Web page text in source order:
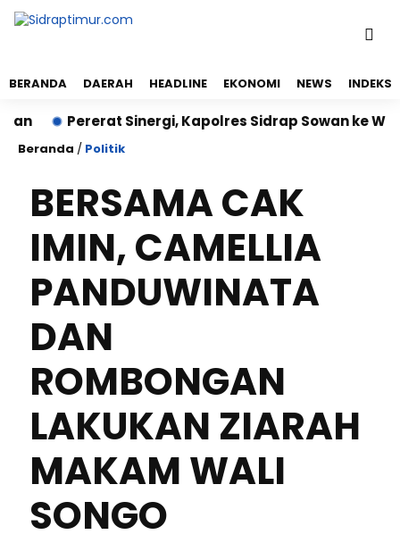
BERANDA DAERAH HEADLINE EKONOMI NEWS INDEKS
Pererat Sinergi, Kapolres Sidrap Sowan ke Wakil
Beranda / Politik
BERSAMA CAK
IMIN, CAMELLIA
PANDUWINATA
DAN
ROMBONGAN
LAKUKAN ZIARAH
MAKAM WALI
SONGO